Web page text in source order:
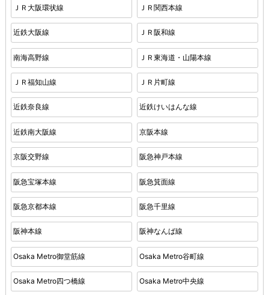
ＪＲ大阪環状線 ＪＲ関西本線
近鉄大阪線 ＪＲ阪和線
南海高野線 ＪＲ東海道・山陽本線
ＪＲ福知山線 ＪＲ片町線
近鉄奈良線 近鉄けいはんな線
近鉄南大阪線 京阪本線
京阪交野線 阪急神戸本線
阪急宝塚本線 阪急箕面線
阪急京都本線 阪急千里線
阪神本線 阪神なんば線
Osaka Metro御堂筋線 Osaka Metro谷町線
Osaka Metro四つ橋線 Osaka Metro中央線